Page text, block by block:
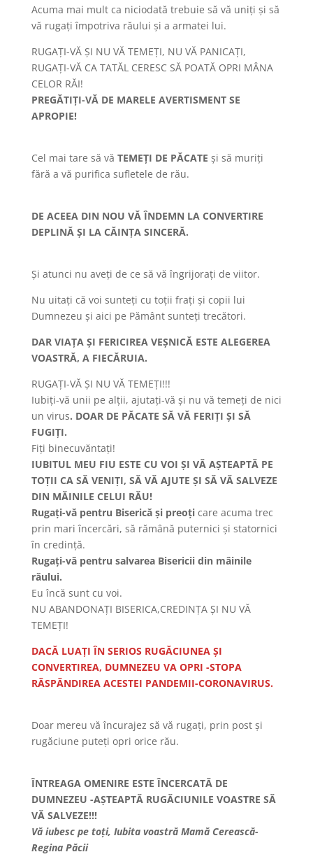
Acuma mai mult ca niciodată trebuie să vă uniți și să
vă rugați împotriva răului și a armatei lui.
RUGAȚI-VĂ ȘI NU VĂ TEMEȚI, NU VĂ PANICAȚI,
RUGAȚI-VĂ CA TATĂL CERESC SĂ POATĂ OPRI MÂNA
CELOR RĂI!
PREGĂTIȚI-VĂ DE MARELE AVERTISMENT SE
APROPIE!
Cel mai tare să vă TEMEȚI DE PĂCATE și să muriți
fără a vă purifica sufletele de rău.
DE ACEEA DIN NOU VĂ ÎNDEMN LA CONVERTIRE
DEPLINĂ ȘI LA CĂINȚA SINCERĂ.
Și atunci nu aveți de ce să vă îngrijorați de viitor.
Nu uitați că voi sunteți cu toții frați și copii lui
Dumnezeu și aici pe Pământ sunteți trecători.
DAR VIAȚA ȘI FERICIREA VEȘNICĂ ESTE ALEGEREA
VOASTRĂ, A FIECĂRUIA.
RUGAȚI-VĂ ȘI NU VĂ TEMEȚI!!!
Iubiți-vă unii pe alții, ajutați-vă și nu vă temeți de nici
un virus. DOAR DE PĂCATE SĂ VĂ FERIȚI ȘI SĂ
FUGIȚI.
Fiți binecuvăntați!
IUBITUL MEU FIU ESTE CU VOI ȘI VĂ AȘTEAPTĂ PE
TOȚII CA SĂ VENIȚI, SĂ VĂ AJUTE ȘI SĂ VĂ SALVEZE
DIN MĂINILE CELUI RĂU!
Rugați-vă pentru Biserică și preoți care acuma trec
prin mari încercări, să rămână puternici și statornici
în credință.
Rugați-vă pentru salvarea Bisericii din mâinile
răului.
Eu încă sunt cu voi.
NU ABANDONAȚI BISERICA,CREDINȚA ȘI NU VĂ
TEMEȚI!
DACĂ LUAȚI ÎN SERIOS RUGĂCIUNEA ȘI
CONVERTIREA, DUMNEZEU VA OPRI -STOPA
RĂSPĂNDIREA ACESTEI PANDEMII-CORONAVIRUS.
Doar mereu vă încurajez să vă rugați, prin post și
rugăciune puteți opri orice rău.
ÎNTREAGA OMENIRE ESTE ÎNCERCATĂ DE
DUMNEZEU -AȘTEAPTĂ RUGĂCIUNILE VOASTRE SĂ
VĂ SALVEZE!!!
Vă iubesc pe toți, Iubita voastră Mamă Cerească-
Regina Păcii